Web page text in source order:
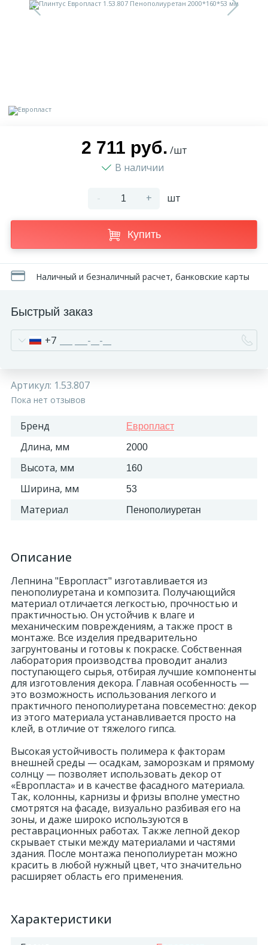
2 711 руб. /шт
В наличии
- + шт
Купить
Наличный и безналичный расчет, банковские карты
Быстрый заказ
+7
Артикул: 1.53.807
Пока нет отзывов
Бренд Европласт
Длина, мм 2000
Высота, мм 160
Ширина, мм 53
Материал Пенополиуретан
Описание
Лепнина "Европласт" изготавливается из
пенополиуретана и композита. Получающийся
материал отличается легкостью, прочностью и
практичностью. Он устойчив к влаге и
механическим повреждениям, а также прост в
монтаже. Все изделия предварительно
загрунтованы и готовы к покраске. Собственная
лаборатория производства проводит анализ
поступающего сырья, отбирая лучшие компоненты
для изготовления декора. Главная особенность —
это возможность использования легкого и
практичного пенополиуретана повсеместно: декор
из этого материала устанавливается просто на
клей, в отличие от тяжелого гипса.
Высокая устойчивость полимера к факторам
внешней среды — осадкам, заморозкам и прямому
солнцу — позволяет использовать декор от
«Европласта» и в качестве фасадного материала.
Так, колонны, карнизы и фризы вполне уместно
смотрятся на фасаде, визуально разбивая его на
зоны, и даже широко используются в
реставрационных работах. Также лепной декор
скрывает стыки между материалами и частями
здания. После монтажа пенополиуретан можно
красить в любой нужный цвет, что значительно
расширяет область его применения.
Характеристики
Доставка
Сотрудничество